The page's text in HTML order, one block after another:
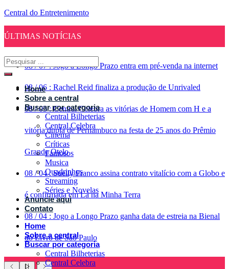
Central do Entretenimento
ÚLTIMAS NOTÍCIAS
08 / 07 : Jogo a Longo Prazo entra em pré-venda na internet
08 / 06 : Rachel Reid finaliza a produção de Unrivaled
08 / 05 : Central Celebra as vitórias de Homem com H e a
vitória dupla de Pernambuco na festa de 25 anos do Prêmio
Grande Otelo
08 / 04 : Suelly Franco assina contrato vitalício com a Globo e
é confirmada em Lá na Minha Terra
08 / 04 : Jogo a Longo Prazo ganha data de estreia na Bienal
do Livro de São Paulo
Home
Sobre a central
Buscar por categoria
Central Bilheterias
Central Celebra
Cinema
Críticas
Famosos
Musica
Quadrinhos
Streaming
Séries e Novelas
Anuncie aqui
Contato
Home
Sobre a central
Buscar por categoria
Central Bilheterias
Central Celebra